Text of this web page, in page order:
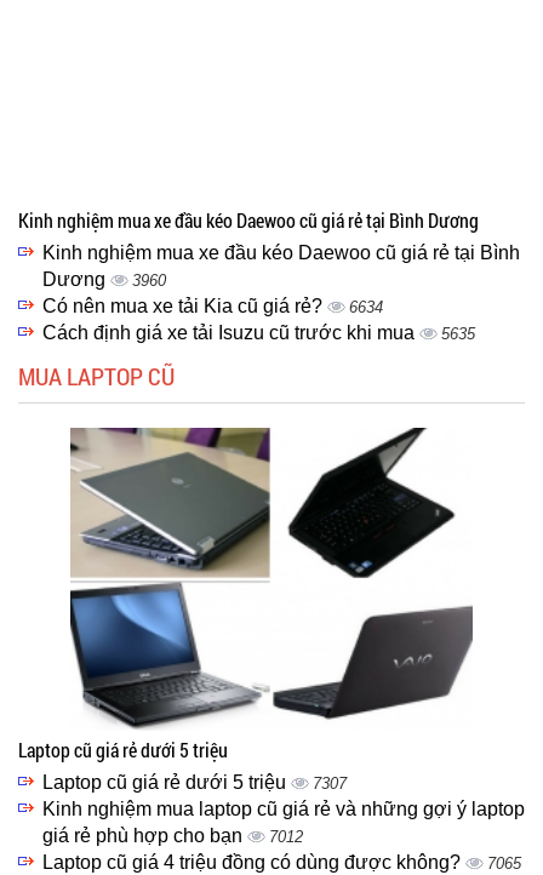
Kinh nghiệm mua xe đầu kéo Daewoo cũ giá rẻ tại Bình Dương
Kinh nghiệm mua xe đầu kéo Daewoo cũ giá rẻ tại Bình
Dương
3960
Có nên mua xe tải Kia cũ giá rẻ? 6634
Cách định giá xe tải Isuzu cũ trước khi mua 5635
MUA LAPTOP CŨ
Laptop cũ giá rẻ dưới 5 triệu
Laptop cũ giá rẻ dưới 5 triệu 7307
Kinh nghiệm mua laptop cũ giá rẻ và những gợi ý laptop
giá rẻ phù hợp cho bạn
7012
Laptop cũ giá 4 triệu đồng có dùng được không? 7065